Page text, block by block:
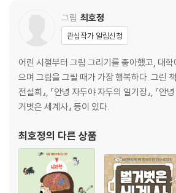
그림 최호정
관심작가 알림신청
어린 시절부터 그림 그리기를 좋아했고, 대
으며 그림을 그릴 때가 가장 행복하다. 그린 책
전설희』, 『안녕 자두야 자두의 일기장』, 『안
거벗은 세계사』 등이 있다.
최호정의 다른 상품